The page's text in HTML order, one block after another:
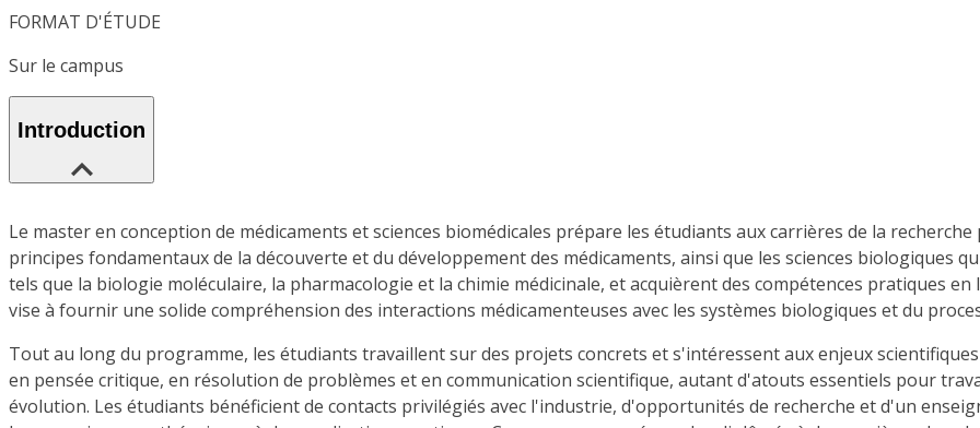
FORMAT D'ÉTUDE
Sur le campus
Introduction
Le master en conception de médicaments et sciences biomédicales prépare les étudiants aux carrières de la
principes fondamentaux de la découverte et du développement des médicaments, ainsi que les sciences biologiques
tels que la biologie moléculaire, la pharmacologie et la chimie médicinale, et acquièrent des compétences pratiques
vise à fournir une solide compréhension des interactions médicamenteuses avec les systèmes biologiques et du
Tout au long du programme, les étudiants travaillent sur des projets concrets et s'intéressent aux enjeux
en pensée critique, en résolution de problèmes et en communication scientifique, autant d'atouts essentiels pour
évolution. Les étudiants bénéficient de contacts privilégiés avec l'industrie, d'opportunités de recherche et d'un